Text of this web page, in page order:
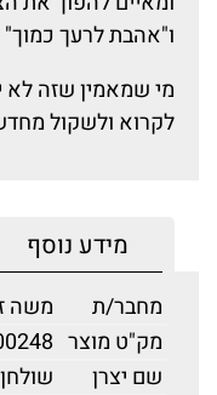
ו"אהבת לרעך
מי שמאמין שזה לא
לקרוא ולשקול
מידע נוסף
מחבר/ת
משה
מק"ט מוצר
שם יצרן